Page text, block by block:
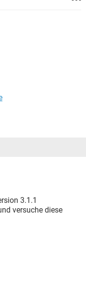
3.1.1
versuche diese